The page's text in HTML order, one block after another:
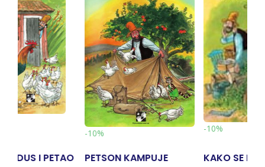
KAMPUJE
-10%
KAKO SE MALI FINDUS
-10%
AVANTURE